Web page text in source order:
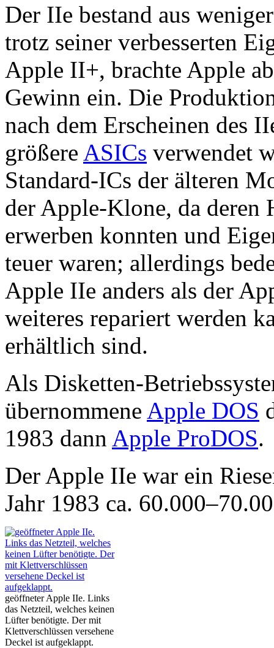
Der IIe bestand aus
trotz seiner verbesserten
Apple II+, brachte Apple
Gewinn ein. Die
nach dem Erscheinen des
größere ASICs verwendet
Standard-ICs der älteren
der Apple-Klone, da deren
erwerben konnten und
teuer waren; allerdings
Apple IIe anders als der
weiteres repariert werden
erhältlich sind.
Als Disketten-
übernommene Apple DOS
1983 dann Apple ProDOS.
Der Apple IIe war ein
Jahr 1983 ca.
geöffneter Apple IIe. Links
das Netzteil, welches keinen
Lüfter benötigte. Der mit
Klettverschlüssen versehene
Deckel ist aufgeklappt.